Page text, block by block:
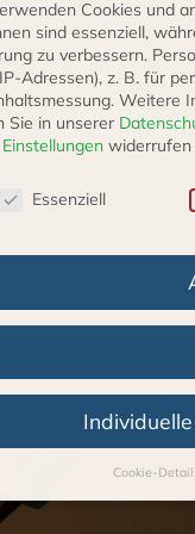
Cookies und
sind essenziell,
zu verbessern.
Adressen), z. B. für
Weitere
Sie in unserer
Einstellungen widerrufen
Essenziell
Cookie-